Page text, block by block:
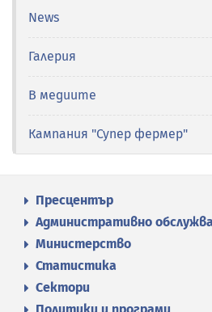
News
Галерия
В медиите
Кампания "Супер фермер"
Пресцентър
Административно
Министерство
Статистика
Сектори